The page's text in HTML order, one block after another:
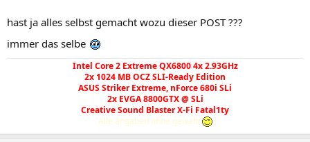
hast ja alles selbst gemacht wozu dieser POST ???
immer das selbe
Intel Core 2 Extreme QX6800 4x 2.93GHz
2x 1024 MB OCZ SLI-Ready Edition
ASUS Striker Extreme, nForce 680i SLi
2x EVGA 8800GTX @ SLi
Creative Sound Blaster X-Fi Fatal1ty
Alle angaben ohne gewähr.